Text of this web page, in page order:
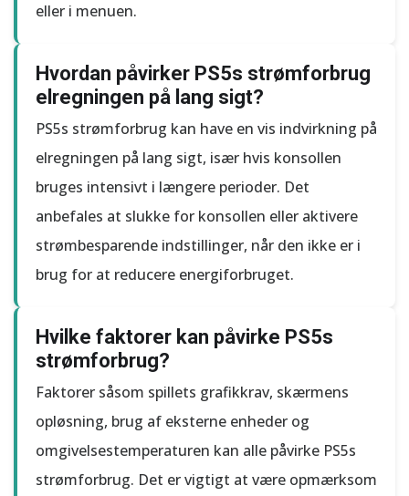
eller i menuen.
Hvordan påvirker PS5s strømforbrug
elregningen på lang sigt?
PS5s strømforbrug kan have en vis indvirkning på
elregningen på lang sigt, især hvis konsollen
bruges intensivt i længere perioder. Det
anbefales at slukke for konsollen eller aktivere
strømbesparende indstillinger, når den ikke er i
brug for at reducere energiforbruget.
Hvilke faktorer kan påvirke PS5s
strømforbrug?
Faktorer såsom spillets grafikkrav, skærmens
opløsning, brug af eksterne enheder og
omgivelsestemperaturen kan alle påvirke PS5s
strømforbrug. Det er vigtigt at være opmærksom